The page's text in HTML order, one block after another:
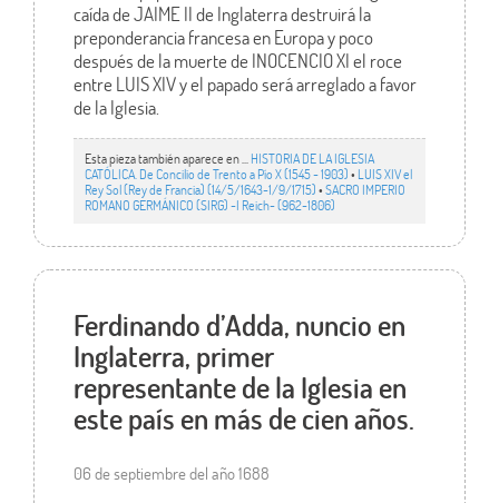
caída de JAIME II de Inglaterra destruirá la
preponderancia francesa en Europa y poco
después de la muerte de INOCENCIO XI el roce
entre LUIS XIV y el papado será arreglado a favor
de la Iglesia.
Esta pieza también aparece en ... HISTORIA DE LA IGLESIA
CATÓLICA. De Concilio de Trento a Pío X (1545 - 1903)• LUIS XIV el
Rey Sol (Rey de Francia) (14/5/1643-1/9/1715)•SACRO IMPERIO
ROMANO GERMÁNICO (SIRG) -I Reich- (962-1806)
Ferdinando d’Adda, nuncio en
Inglaterra, primer
representante de la Iglesia en
este país en más de cien años.
06 de septiembre del año 1688